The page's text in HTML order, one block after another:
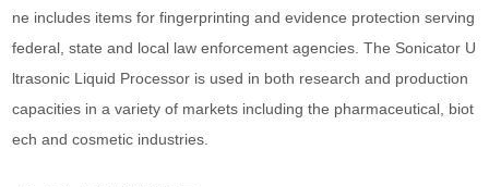
ne includes items for fingerprinting and evidence protection serving
federal, state and local law enforcement agencies. The Sonicator U
ltrasonic Liquid Processor is used in both research and production
capacities in a variety of markets including the pharmaceutical, biot
ech and cosmetic industries.